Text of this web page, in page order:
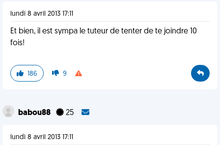
lundi 8 avril 2013 17:11
Et bien, il est sympa le tuteur de tenter de te joindre 10
fois!
186 9
babou88 25
lundi 8 avril 2013 17:11